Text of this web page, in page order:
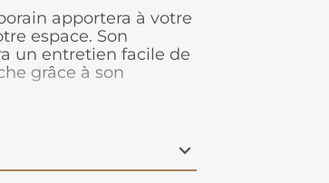
apportera à votre
espace. Son
un entretien facile de
grâce à son